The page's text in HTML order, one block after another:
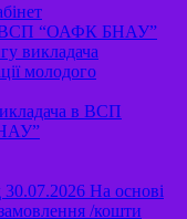
ВСП “ОАФК БНАУ”
викладача
молодого
в ВСП
30.07.2026 На основі
/кошти